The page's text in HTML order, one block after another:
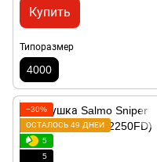
Купить
Типоразмер
4000
−30%
ОСТАЛОСЬ 49 ДНЕЙ
5
5